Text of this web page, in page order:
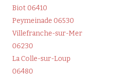
Biot 06410
Peymeinade 06530
Villefranche-sur-Mer
06230
La Colle-sur-Loup
06480